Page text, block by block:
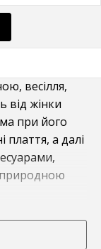
весілля,
від жінки
при його
плаття, а далі
природною